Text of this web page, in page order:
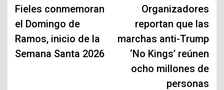
de
entradas
Fieles conmemoran
el Domingo de
Ramos, inicio de la
Semana Santa 2026
Organizadores
reportan que las
marchas anti-Trump
‘No Kings’ reúnen
ocho millones de
personas